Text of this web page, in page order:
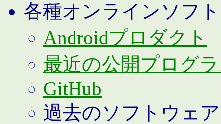
各種オンラインソフ
Androidプロダクト
最近の公開プログ
GitHub
過去のソフトウェア